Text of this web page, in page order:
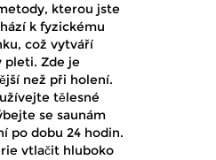
kterou jste
k fyzickému
což vytváří
pleti. Zde je
než při holení.
tělesné
se saunám
po dobu 24 hodin.
vtlačit hluboko